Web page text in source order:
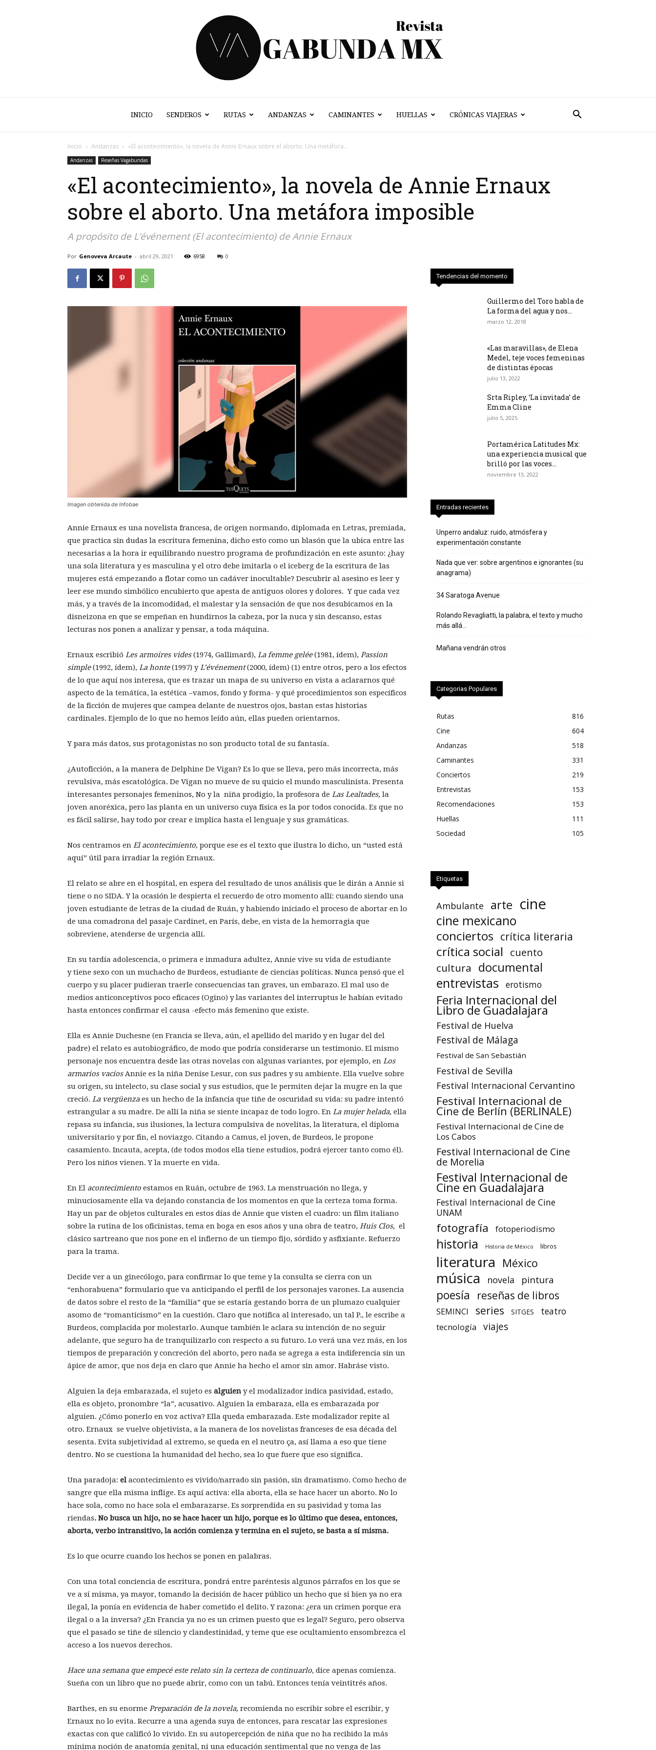
Vagabunda
INICIO SENDEROS RUTAS ANDANZAS CAMINANTES HUELLAS CRÓNICAS VIAJERAS
Inicio Andanzas «El acontecimiento», la novela de Annie Ernaux sobre el aborto. Una metáfora...
Andanzas Reseñas Vagabundas
«El acontecimiento», la novela de Annie Ernaux
sobre el aborto. Una metáfora imposible
A propósito de L’événement (El acontecimiento) de Annie Ernaux
Por Genoveva Arcaute - abril 29, 2021 6958 0
Imagen obtenida de Infobae
Annie Ernaux es una novelista francesa, de origen normando, diplomada en Letras, premiada,
que practica sin dudas la escritura femenina, dicho esto como un blasón que la ubica entre las
necesarias a la hora ir equilibrando nuestro programa de profundización en este asunto: ¿hay
una sola literatura y es masculina y el otro debe imitarla o el iceberg de la escritura de las
mujeres está empezando a flotar como un cadáver inocultable? Descubrir al asesino es leer y
leer ese mundo simbólico encubierto que apesta de antiguos olores y dolores. Y que cada vez
más, y a través de la incomodidad, el malestar y la sensación de que nos desubicamos en la
disneizona en que se empeñan en hundirnos la cabeza, por la nuca y sin descanso, estas
lecturas nos ponen a analizar y pensar, a toda máquina.
Ernaux escribió Les armoires vides(1974, Gallimard), La femme gelée(1981, ídem), Passion
simple(1992, ídem), La honte(1997) yL’événement(2000, ídem) (1) entre otros, pero a los efectos
de lo que aquí nos interesa, que es trazar un mapa de su universo en vista a aclararnos qué
aspecto de la temática, la estética –vamos, fondo y forma- y qué procedimientos son específicos
de la ficción de mujeres que campea delante de nuestros ojos, bastan estas historias
cardinales. Ejemplo de lo que no hemos leído aún, ellas pueden orientarnos.
Y para más datos, sus protagonistas no son producto total de su fantasía.
¿Autoficción, a la manera de Delphine De Vigan? Es lo que se lleva, pero más incorrecta, más
revulsiva, más escatológica. De Vigan no mueve de su quicio el mundo masculinista. Presenta
interesantes personajes femeninos, No y la niña prodigio, la profesora de Las Lealtades, la
joven anoréxica, pero las planta en un universo cuya física es la por todos conocida. Es que no
es fácil salirse, hay todo por crear e implica hasta el lenguaje y sus gramáticas.
Nos centramos en El acontecimiento, porque ese es el texto que ilustra lo dicho, un “usted está
aquí” útil para irradiar la región Ernaux.
El relato se abre en el hospital, en espera del resultado de unos análisis que le dirán a Annie si
tiene o no SIDA. Y la ocasión le despierta el recuerdo de otro momento allí: cuando siendo una
joven estudiante de letras de la ciudad de Ruán, y habiendo iniciado el proceso de abortar en lo
de una comadrona del pasaje Cardinet, en París, debe, en vista de la hemorragia que
sobreviene, atenderse de urgencia allí.
En su tardía adolescencia, o primera e inmadura adultez, Annie vive su vida de estudiante
y tiene sexo con un muchacho de Burdeos, estudiante de ciencias políticas. Nunca pensó que el
cuerpo y su placer pudieran traerle consecuencias tan graves, un embarazo. El mal uso de
medios anticonceptivos poco eficaces (Ogino) y las variantes del interruptus le habían evitado
hasta entonces confirmar el causa -efecto más femenino que existe.
Ella es Annie Duchesne (en Francia se lleva, aún, el apellido del marido y en lugar del del
padre) el relato es autobiográfico, de modo que podría considerarse un testimonio. El mismo
personaje nos encuentra desde las otras novelas con algunas variantes, por ejemplo, en Los
armarios vacíosAnnie es la niña Denise Lesur, con sus padres y su ambiente. Ella vuelve sobre
su origen, su intelecto, su clase social y sus estudios, que le permiten dejar la mugre en la que
creció. La vergüenzaes un hecho de la infancia que tiñe de oscuridad su vida: su padre intentó
estrangular a su madre. De allí la niña se siente incapaz de todo logro. En La mujer helada, ella
repasa su infancia, sus ilusiones, la lectura compulsiva de novelitas, la literatura, el diploma
universitario y por fin, el noviazgo. Citando a Camus, el joven, de Burdeos, le propone
casamiento. Incauta, acepta, (de todos modos ella tiene estudios, podrá ejercer tanto como él).
Pero los niños vienen. Y la muerte en vida.
En El acontecimiento estamos en Ruán, octubre de 1963. La menstruación no llega, y
minuciosamente ella va dejando constancia de los momentos en que la certeza toma forma.
Hay un par de objetos culturales en estos días de Annie que visten el cuadro: un film italiano
sobre la rutina de los oficinistas, tema en boga en esos años y una obra de teatro, Huis Clos, el
clásico sartreano que nos pone en el infierno de un tiempo fijo, sórdido y asfixiante. Refuerzo
para la trama.
Decide ver a un ginecólogo, para confirmar lo que teme y la consulta se cierra con un
“enhorabuena” formulario que va anticipando el perfil de los personajes varones. La ausencia
de datos sobre el resto de la “familia” que se estaría gestando borra de un plumazo cualquier
asomo de “romanticismo” en la cuestión. Claro que notifica al interesado, un tal P., le escribe a
Burdeos, complacida por molestarlo. Aunque también le aclara su intención de no seguir
adelante, que seguro ha de tranquilizarlo con respecto a su futuro. Lo verá una vez más, en los
tiempos de preparación y concreción del aborto, pero nada se agrega a esta indiferencia sin un
ápice de amor, que nos deja en claro que Annie ha hecho el amor sin amor. Habráse visto.
Alguien la deja embarazada, el sujeto es alguien y el modalizador indica pasividad, estado,
ella es objeto, pronombre “la”, acusativo. Alguien la embaraza, ella es embarazada por
alguien. ¿Cómo ponerlo en voz activa? Ella queda embarazada. Este modalizador repite al
otro. Ernaux se vuelve objetivista, a la manera de los novelistas franceses de esa década del
sesenta. Evita subjetividad al extremo, se queda en el neutro ça, así llama a eso que tiene
dentro. No se cuestiona la humanidad del hecho, sea lo que fuere que eso significa.
Una paradoja: elacontecimiento es vivido/narrado sin pasión, sin dramatismo. Como hecho de
sangre que ella misma inflige. Es aquí activa: ella aborta, ella se hace hacer un aborto. No lo
hace sola, como no hace sola el embarazarse. Es sorprendida en su pasividad y toma las
riendas. No busca un hijo, no se hace hacer un hijo, porque es lo último que desea, entonces,
aborta, verbo intransitivo, la acción comienza y termina en el sujeto, se basta a sí misma.
Es lo que ocurre cuando los hechos se ponen en palabras.
Con una total conciencia de escritura, pondrá entre paréntesis algunos párrafos en los que se
ve a sí misma, ya mayor, tomando la decisión de hacer público un hecho que si bien ya no era
ilegal, la ponía en evidencia de haber cometido el delito. Y razona: ¿era un crimen porque era
ilegal o a la inversa? ¿En Francia ya no es un crimen puesto que es legal? Seguro, pero observa
que el pasado se tiñe de silencio y clandestinidad, y teme que ese ocultamiento ensombrezca el
acceso a los nuevos derechos.
Hace una semana que empecé este relato sin la certeza de continuarlo, dice apenas comienza.
Sueña con un libro que no puede abrir, como con un tabú. Entonces tenía veintitrés años.
Barthes, en su enorme Preparación de la novela, recomienda no escribir sobre el escribir, y
Ernaux no lo evita. Recurre a una agenda suya de entonces, para rescatar las expresiones
exactas con que calificó lo vivido. En su autopercepción de niña que no ha recibido la más
mínima noción de anatomía genital, ni una educación sentimental que no venga de las
Tendencias del momento
Guillermo del Toro habla de
La forma del agua y nos...
marzo 12, 2018
«Las maravillas», de Elena
Medel, teje voces femeninas
de distintas épocas
julio 13, 2022
Srta Ripley, ‘La invitada’ de
Emma Cline
julio 5, 2025
Portamérica Latitudes Mx:
una experiencia musical que
brilló por las voces...
noviembre 13, 2022
Entradas recientes
Unperro andaluz: ruido, atmósfera y
experimentación constante
Nada que ver: sobre argentinos e ignorantes (su
anagrama)
34 Saratoga Avenue
Rolando Revagliatti, la palabra, el texto y mucho
más allá…
Mañana vendrán otros
Categorias Populares
Rutas
816
Cine
604
Andanzas
518
Caminantes
331
Conciertos
219
Entrevistas
153
Recomendaciones
153
Huellas
111
Sociedad
105
Etiquetas
Ambulante arte cine
cine mexicano
conciertos crítica literaria
crítica social
cuento
cultura
documental
entrevistas erotismo
Feria Internacional del
Libro de Guadalajara
Festival de Huelva
Festival de Málaga
Festival de San Sebastián
Festival de Sevilla
Festival Internacional Cervantino
Festival Internacional de
Cine de Berlín (BERLINALE)
Festival Internacional de Cine de
Los Cabos
Festival Internacional de Cine
de Morelia
Festival Internacional de
Cine en Guadalajara
Festival Internacional de Cine
UNAM
fotografía fotoperiodismo
historia Historia de México libros
literatura México
música novela pintura
poesía reseñas de libros
SEMINCI series SITGES teatro
tecnología viajes